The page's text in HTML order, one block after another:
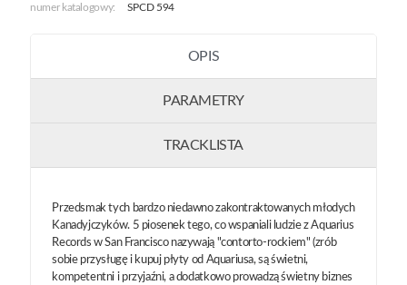
numer katalogowy:
SPCD 594
OPIS
PARAMETRY
TRACKLISTA
Przedsmak tych bardzo niedawno zakontraktowanych młodych
Kanadyjczyków. 5 piosenek tego, co wspaniali ludzie z Aquarius
Records w San Francisco nazywają "contorto-rockiem" (zrób
sobie przysługę i kupuj płyty od Aquariusa, są świetni,
kompetentni i przyjaźni, a dodatkowo prowadzą świetny biznes